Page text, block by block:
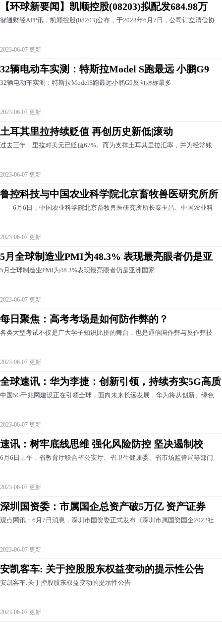
【环球新要闻】凯顺控股(08203)拟配发684.98万
智通财经APP讯，凯顺控股(08203)公布，于2023年6月7日，公司订立清偿协
2023-06-07 更新
32辆电动车实测：特斯拉Model S跑最远 小鹏G9
32辆电动车实测：特斯拉ModelS跑最远小鹏G9反向虚标最多
2023-06-07 更新
土耳其里拉持续贬值 再创历史新低|滚动
过去三年，里拉对美元已贬值67%。而为支撑土耳其里拉汇率，并为经常账
2023-06-07 更新
鲁控科技与中国农业科学院北京畜牧兽医研究所所
6月6日，中国农业科学院北京畜牧兽医研究所所长秦玉昌、中国农业科
2023-06-07 更新
5月全球制造业PMI为48.3% 表现最亮眼者仍是亚
5月全球制造业PMI为48 3%表现最亮眼者仍是亚洲国家
2023-06-07 更新
每日聚焦：高考考场是如何防作弊的？
各类大型考试不仅是广大学子知识比拼的舞台，也是通信圈作弊与反作弊技
2023-06-07 更新
全球速讯：华为李捷：创新引领，持续夯实5G高质
中国5G千兆网建设正在引领全球，面向未来长远发展，华为将从创新、绿色
2023-06-07 更新
速讯：树牢底线思维 强化风险防控 坚决遏制校
6月6日上午，省教育厅联合省公安厅、省卫生健康委、省市场监管局等部门
2023-06-07 更新
深圳国资委：市属国企总资产破5万亿 资产证券
观点网讯：6月7日消息，深圳市国资委正式发布《深圳市属国资国企2022社
2023-06-07 更新
安凯客车: 关于控股股东权益变动的提示性公告
安凯客车:关于控股股东权益变动的提示性公告
2023-06-07 更新